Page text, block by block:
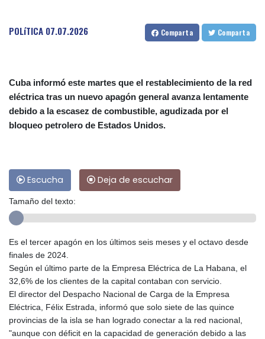
POLíTICA 07.07.2026 Comparta Comparta
Cuba informó este martes que el restablecimiento de la red
eléctrica tras un nuevo apagón general avanza lentamente
debido a la escasez de combustible, agudizada por el
bloqueo petrolero de Estados Unidos.
Escucha Deja de escuchar
Tamaño del texto:
Es el tercer apagón en los últimos seis meses y el octavo desde
finales de 2024.
Según el último parte de la Empresa Eléctrica de La Habana, el
32,6% de los clientes de la capital contaban con servicio.
El director del Despacho Nacional de Carga de la Empresa
Eléctrica, Félix Estrada, informó que solo siete de las quince
provincias de la isla se han logrado conectar a la red nacional,
"aunque con déficit en la capacidad de generación debido a las